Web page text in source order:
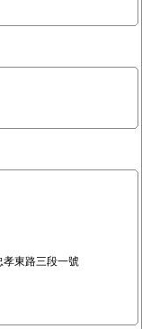
孝東路三段一號